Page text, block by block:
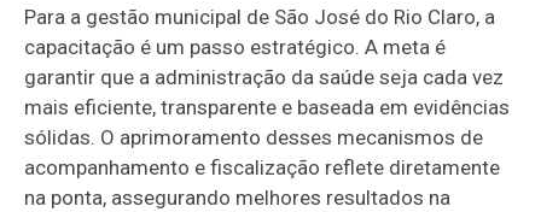
Para a gestão municipal de São José do Rio Claro, a
capacitação é um passo estratégico. A meta é
garantir que a administração da saúde seja cada vez
mais eficiente, transparente e baseada em evidências
sólidas. O aprimoramento desses mecanismos de
acompanhamento e fiscalização reflete diretamente
na ponta, assegurando melhores resultados na